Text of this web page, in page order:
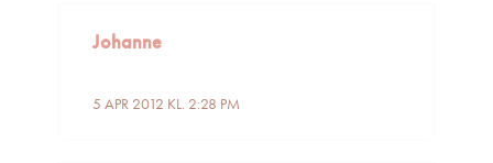
Johanne
5 APR 2012 KL. 2:28 PM